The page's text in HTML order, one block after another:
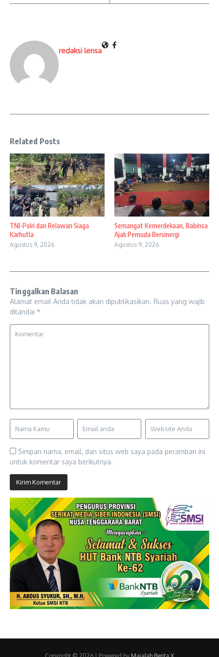
redaksi lensa
Related Posts
TNI-Polri dan Relawan Siaga
Karhutla
Agustus 9, 2026
Semangat Kemerdekaan, Babinsa
Ajak Pemuda Bersinergi
Agustus 9, 2026
Tinggalkan Balasan
Alamat email Anda tidak akan dipublikasikan. Ruas yang wajib
ditandai *
Simpan nama, email, dan situs web saya pada peramban ini
untuk komentar saya berikutnya.